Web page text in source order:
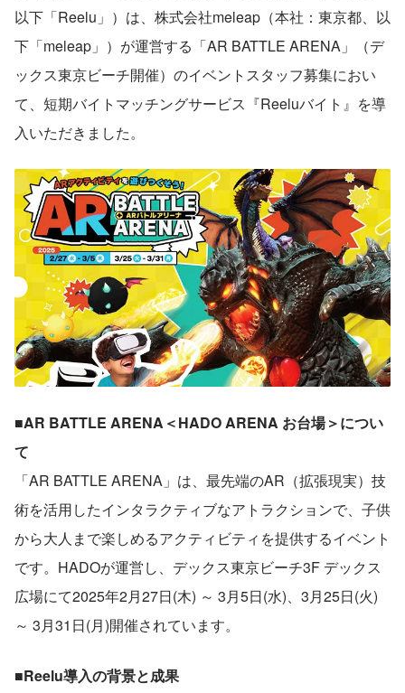
以下「Reelu」）は、株式会社meleap（本社：東京都、以
下「meleap」）が運営する「AR BATTLE ARENA」（デ
ックス東京ビーチ開催）のイベントスタッフ募集におい
て、短期バイトマッチングサービス『Reeluバイト』を導
入いただきました。
■AR BATTLE ARENA＜HADO ARENA お台場＞につい
て
「AR BATTLE ARENA」は、最先端のAR（拡張現実）技
術を活用したインタラクティブなアトラクションで、子供
から大人まで楽しめるアクティビティを提供するイベント
です。HADOが運営し、デックス東京ビーチ3F デックス
広場にて2025年2月27日(木) ～ 3月5日(水)、3月25日(火)
～ 3月31日(月)開催されています。
■Reelu導入の背景と成果